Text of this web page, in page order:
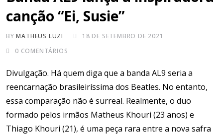
canção “Ei, Susie”
BYMATHEUS LUZI
18 DE SETEMBRO DE 2021
0 COMENTÁRIOS
Divulgação. Há quem diga que a banda AL9 seria a
reencarnação brasileiríssima dos Beatles. No entanto,
essa comparação não é surreal. Realmente, o duo
formado pelos irmãos Matheus Khouri (23 anos) e
Thiago Khouri (21), é uma peça rara entre a nova safra